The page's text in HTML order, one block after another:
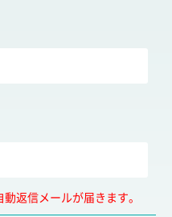
返信メールが届きます。